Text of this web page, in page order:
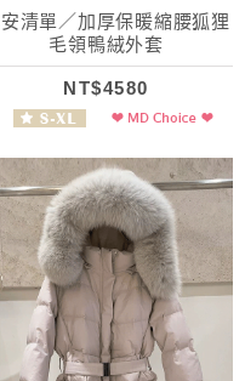
清單／加厚保暖縮腰狐狸
毛領鴨絨外套
NT$4580